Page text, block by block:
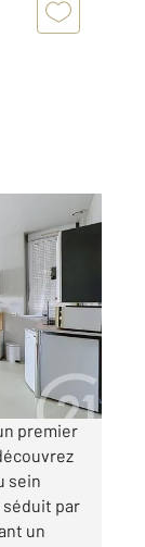
premier
sein
par
un